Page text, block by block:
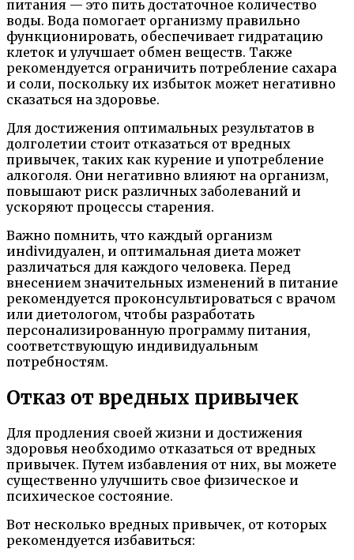
питания — это пить достаточное количество
воды. Вода помогает организму правильно
функционировать, обеспечивает гидратацию
клеток и улучшает обмен веществ. Также
рекомендуется ограничить потребление сахара
и соли, поскольку их избыток может негативно
сказаться на здоровье.
Для достижения оптимальных результатов в
долголетии стоит отказаться от вредных
привычек, таких как курение и употребление
алкоголя. Они негативно влияют на организм,
повышают риск различных заболеваний и
ускоряют процессы старения.
Важно помнить, что каждый организм
инdivидуален, и оптимальная диета может
различаться для каждого человека. Перед
внесением значительных изменений в питание
рекомендуется проконсультироваться с врачом
или диетологом, чтобы разработать
персонализированную программу питания,
соответствующую индивидуальным
потребностям.
Отказ от вредных привычек
Для продления своей жизни и достижения
здоровья необходимо отказаться от вредных
привычек. Путем избавления от них, вы можете
существенно улучшить свое физическое и
психическое состояние.
Вот несколько вредных привычек, от которых
рекомендуется избавиться: